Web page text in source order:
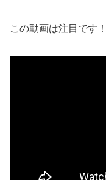
この動画は注目です！